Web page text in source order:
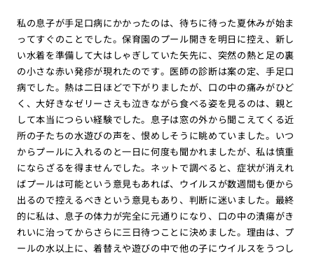
私の息子が手足口病にかかったのは、待ちに待った夏休みが始ま
ってすぐのことでした。保育園のプール開きを明日に控え、新し
い水着を準備して大はしゃぎしていた矢先に、突然の熱と足の裏
の小さな赤い発疹が現れたのです。医師の診断は案の定、手足口
病でした。熱は二日ほどで下がりましたが、口の中の痛みがひど
く、大好きなゼリーさえも泣きながら食べる姿を見るのは、親と
して本当につらい経験でした。息子は窓の外から聞こえてくる近
所の子たちの水遊びの声を、恨めしそうに眺めていました。いつ
からプールに入れるのと一日に何度も聞かれましたが、私は慎重
にならざるを得ませんでした。ネットで調べると、症状が消えれ
ばプールは可能という意見もあれば、ウイルスが数週間も便から
出るので控えるべきという意見もあり、判断に迷いました。最終
的に私は、息子の体力が完全に元通りになり、口の中の潰瘍がき
れいに治ってからさらに三日待つことに決めました。理由は、プ
ールの水以上に、着替えや遊びの中で他の子にウイルスをうつし